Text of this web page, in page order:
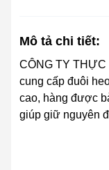
Mô tả chi tiết:
CÔNG TY THỰC
cung cấp đuôi
cao, hàng được
giúp giữ nguyên